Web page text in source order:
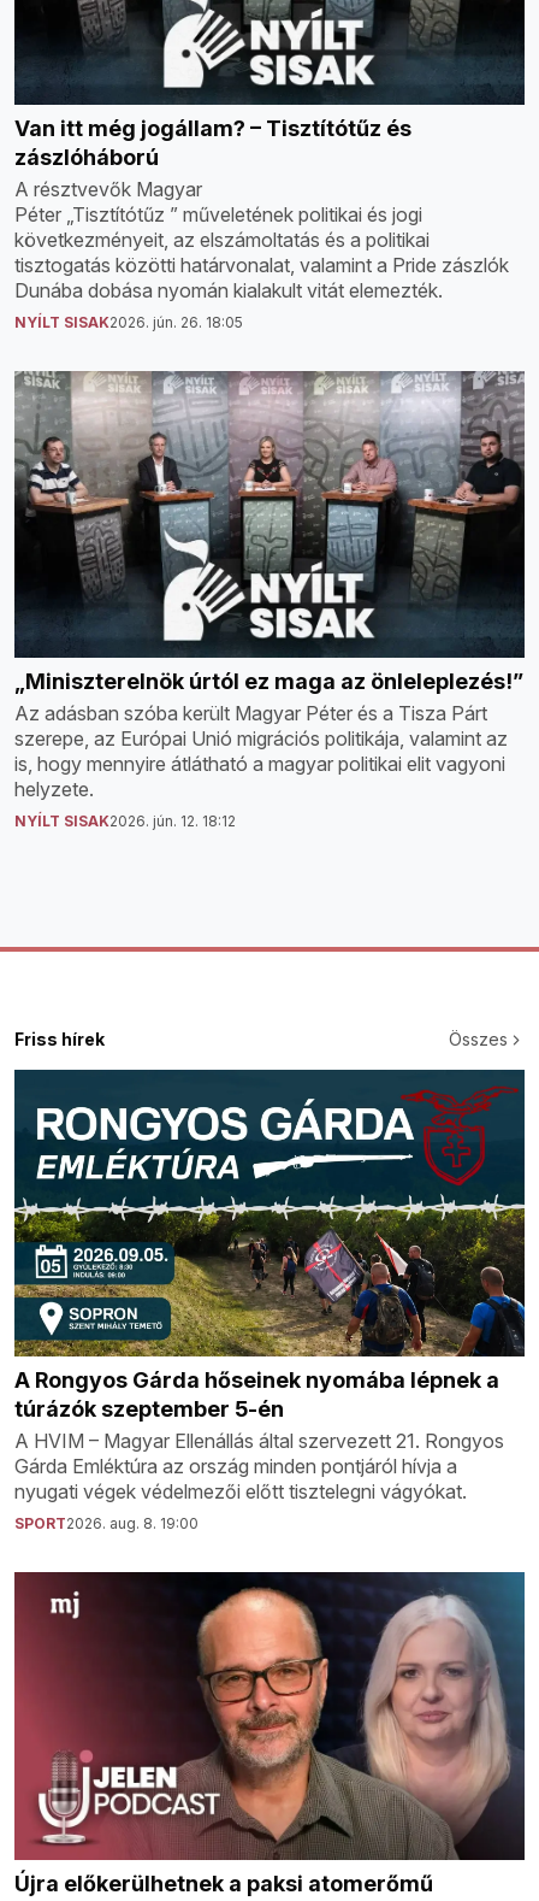
Van itt még jogállam? – Tisztítótűz és
zászlóháború
A résztvevők Magyar
Péter „Tisztítótűz ” műveletének politikai és jogi
következményeit, az elszámoltatás és a politikai
tisztogatás közötti határvonalat, valamint a Pride zászlók
Dunába dobása nyomán kialakult vitát elemezték.
NYÍLT SISAK2026. jún. 26. 18:05
„Miniszterelnök úrtól ez maga az önleleplezés!”
Az adásban szóba került Magyar Péter és a Tisza Párt
szerepe, az Európai Unió migrációs politikája, valamint az
is, hogy mennyire átlátható a magyar politikai elit vagyoni
helyzete.
NYÍLT SISAK2026. jún. 12. 18:12
Friss hírek Összes
A Rongyos Gárda hőseinek nyomába lépnek a
túrázók szeptember 5-én
A HVIM – Magyar Ellenállás által szervezett 21. Rongyos
Gárda Emléktúra az ország minden pontjáról hívja a
nyugati végek védelmezői előtt tisztelegni vágyókat.
SPORT2026. aug. 8. 19:00
Újra előkerülhetnek a paksi atomerőmű